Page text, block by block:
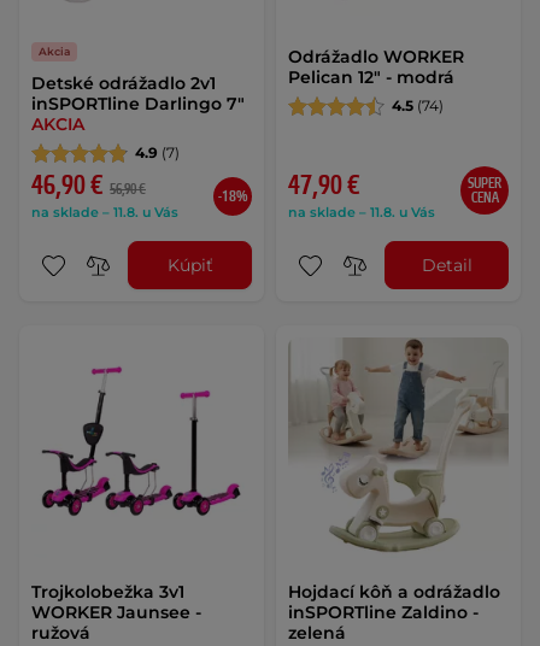
Akcia
Detské odrážadlo 2v1
inSPORTline Darlingo 7"
AKCIA
4.9 (7)
46,90 € 56,90 €
na sklade – 11.8. u Vás
-18%
Kúpiť
Odrážadlo WORKER
Pelican 12" - modrá
4.5 (74)
47,90 €
na sklade – 11.8. u Vás
SUPER
CENA
Detail
Trojkolobežka 3v1
WORKER Jaunsee -
ružová
Hojdací kôň a odrážadlo
inSPORTline Zaldino -
zelená